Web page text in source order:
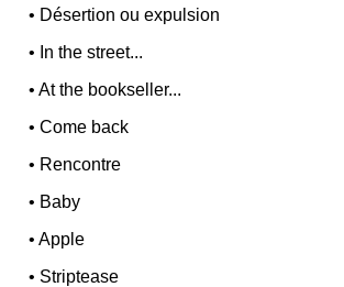
• Désertion ou expulsion
• In the street...
•At the bookseller...
•Come back
• Rencontre
• Baby
•Apple
• Striptease